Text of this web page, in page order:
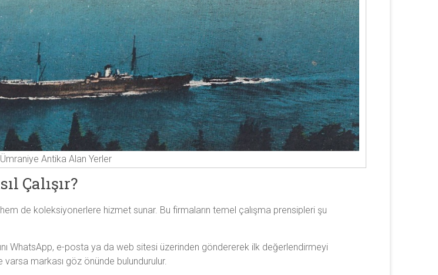
Ümraniye Antika Alan Yerler
Çalışır?
de koleksiyonerlere hizmet sunar. Bu firmaların temel çalışma prensipleri şu
WhatsApp, e-posta ya da web sitesi üzerinden göndererek ilk değerlendirmeyi
markası göz önünde bulundurulur.